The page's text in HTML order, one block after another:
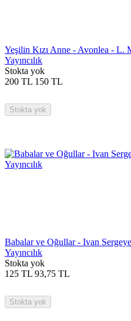
Yeşilin Kızı Anne - Avonlea -
Yayıncılık
Stokta yok
200 TL 150 TL
Stokta yok
Babalar ve Oğullar - Ivan
Yayıncılık
Stokta yok
125 TL 93,75 TL
Stokta yok